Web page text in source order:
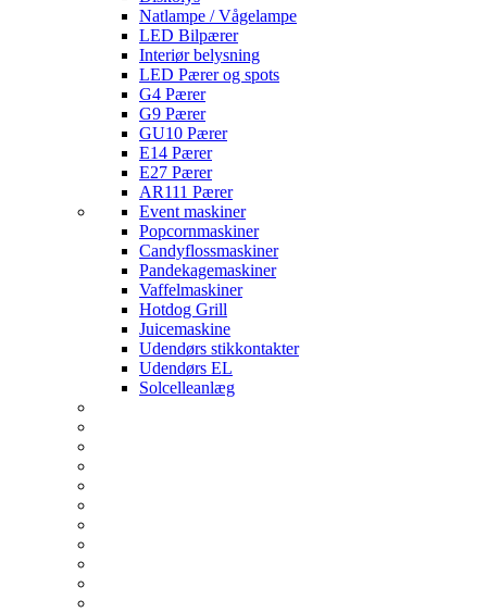
Natlampe / Vågelampe
LED Bilpærer
Interiør belysning
LED Pærer og spots
G4 Pærer
G9 Pærer
GU10 Pærer
E14 Pærer
E27 Pærer
AR111 Pærer
Event maskiner
Popcornmaskiner
Candyflossmaskiner
Pandekagemaskiner
Vaffelmaskiner
Hotdog Grill
Juicemaskine
Udendørs stikkontakter
Udendørs EL
Solcelleanlæg